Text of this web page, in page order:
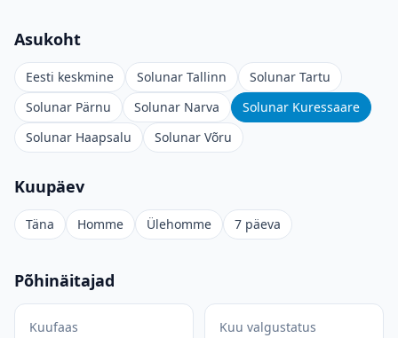
Asukoht
Eesti keskmine Solunar Tallinn
Solunar Tartu
Solunar Pärnu
Solunar Narva
Solunar Kuressaare
Solunar Haapsalu
Solunar Võru
Kuupäev
Täna Homme Ülehomme 7 päeva
Põhinäitajad
Kuufaas Kuu valgustatus